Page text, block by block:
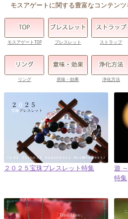
モスアゲートに関する豊富なコンテンツ
モスアゲートTOP ブレスレット ストラップ
リング 意味・効果 浄化方法
２０２５宝珠ブレスレット特集
遊
特集